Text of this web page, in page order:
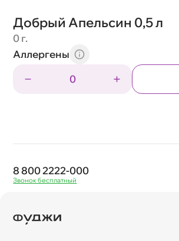
Добрый Апельсин 0,5 л
0 г.
Аллергены
0
8 800 2222-000
Звонок бесплатный